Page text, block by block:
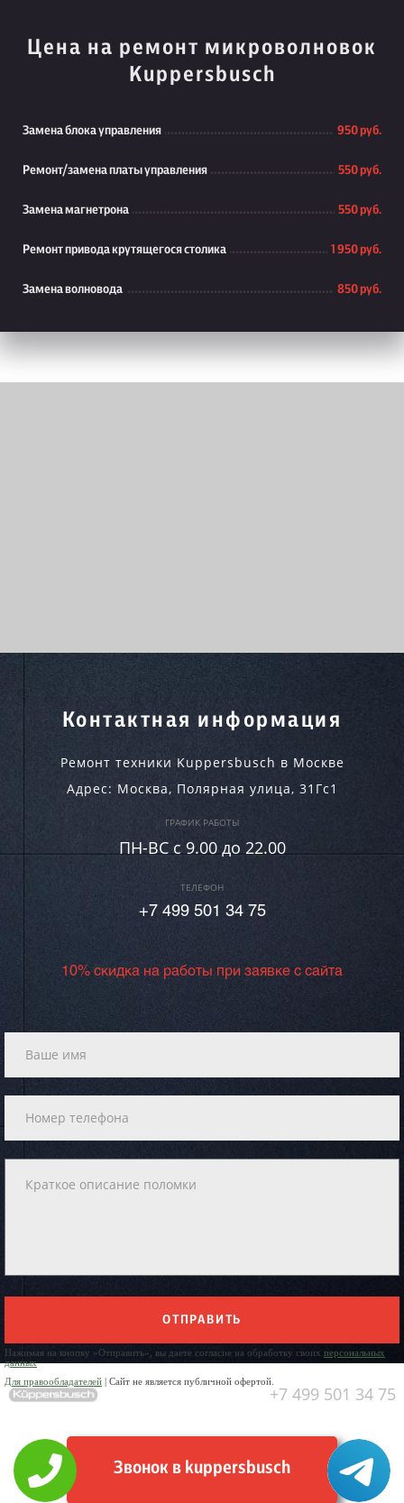
Цена на ремонт микроволновок
Kuppersbusch
Замена блока управления 950 руб.
Ремонт/замена платы управления 550 руб.
Замена магнетрона 550 руб.
Ремонт привода крутящегося столика 1 950 руб.
Замена волновода 850 руб.
Контактная информация
Ремонт техники Kuppersbusch в Москве
Адрес: Москва, Полярная улица, 31Гс1
ГРАФИК РАБОТЫ
ПН-ВC c 9.00 до 22.00
ТЕЛЕФОН
+7 499 501 34 75
10% скидка на работы при заявке с сайта
ОТПРАВИТЬ
Нажимая на кнопку «Отправить», вы даете согласие на обработку своих персональных
данных
Для правообладателей | Сайт не является публичной офертой.
+7 499 501 34 75
Звонок в kuppersbusch